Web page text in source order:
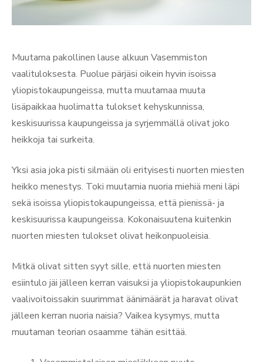
Muutama pakollinen lause alkuun Vasemmiston
vaalituloksesta. Puolue pärjäsi oikein hyvin isoissa
yliopistokaupungeissa, mutta muutamaa muuta
lisäpaikkaa huolimatta tulokset kehyskunnissa,
keskisuurissa kaupungeissa ja syrjemmällä olivat joko
heikkoja tai surkeita.
Yksi asia joka pisti silmään oli erityisesti nuorten miesten
heikko menestys. Toki muutamia nuoria miehiä meni läpi
sekä isoissa yliopistokaupungeissa, että pienissä- ja
keskisuurissa kaupungeissa. Kokonaisuutena kuitenkin
nuorten miesten tulokset olivat heikonpuoleisia.
Mitkä olivat sitten syyt sille, että nuorten miesten
esiintulo jäi jälleen kerran vaisuksi ja yliopistokaupunkien
vaalivoitoissakin suurimmat äänimäärät ja haravat olivat
jälleen kerran nuoria naisia? Vaikea kysymys, mutta
muutaman teorian osaamme tähän esittää.